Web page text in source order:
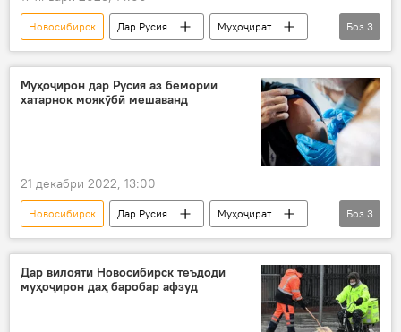
Новосибирск Дар Русия
Муҳоҷират
кор
меҳнат қувва
Боз 3
Муҳоҷирон дар Русия аз бемории
хатарнок моякӯбӣ мешаванд
21 декабри 2022, 13:00
Новосибирск Дар Русия
Муҳоҷират
бемор
сироят сурхак
Боз 3
Дар вилояти Новосибирск теъдоди
муҳоҷирон даҳ баробар афзуд